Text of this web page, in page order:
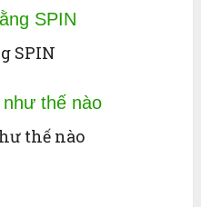
SPIN
thế nào